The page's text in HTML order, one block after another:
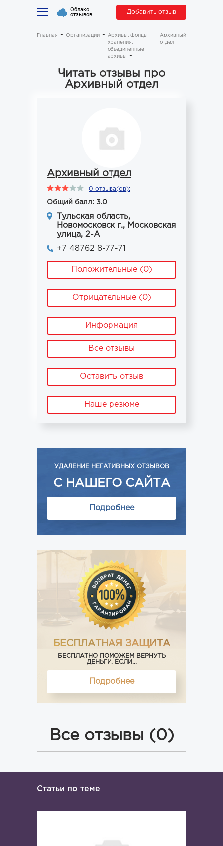
Облако
отзывов Добавить отзыв
Главная Организации
Архивы, фонды
хранения,
объединённые
архивы
Архивный
отдел
Читать отзывы про
Архивный отдел
Архивный отдел
0 отзыва(ов):
Общий балл: 3.0
Тульская область,
Новомосковск г., Московская
улица, 2-А
+7 48762 8-77-71
Положительные (0)
Отрицательные (0)
Информация
Все отзывы
Оставить отзыв
Наше резюме
УДАЛЕНИЕ НЕГАТИВНЫХ ОТЗЫВОВ
С НАШЕГО САЙТА
Подробнее
БЕСПЛАТНАЯ ЗАЩИТА
БЕСПЛАТНО ПОМОЖЕМ ВЕРНУТЬ
ДЕНЬГИ, ЕСЛИ...
Подробнее
Все отзывы (0)
Статьи по теме